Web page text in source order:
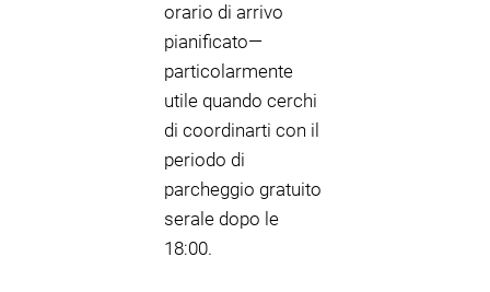
orario di arrivo
pianificato—
particolarmente
utile quando cerchi
di coordinarti con il
periodo di
parcheggio gratuito
serale dopo le
18:00.